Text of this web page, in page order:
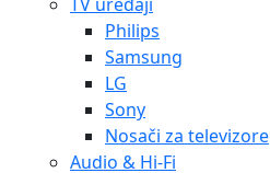
Philips
Samsung
LG
Sony
Nosači za televizore
Audio & Hi-Fi